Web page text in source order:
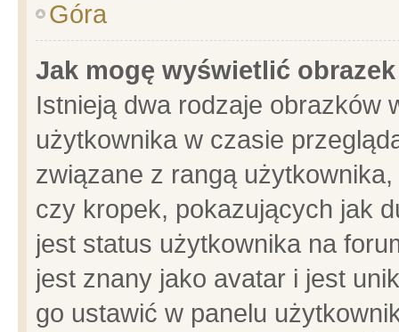
Góra
Jak mogę wyświetlić
Istnieją dwa rodzaje obrazków
użytkownika w czasie
związane z rangą
czy kropek, pokazujących jak
jest status użytkownika na
jest znany jako avatar i jest
go ustawić w panelu